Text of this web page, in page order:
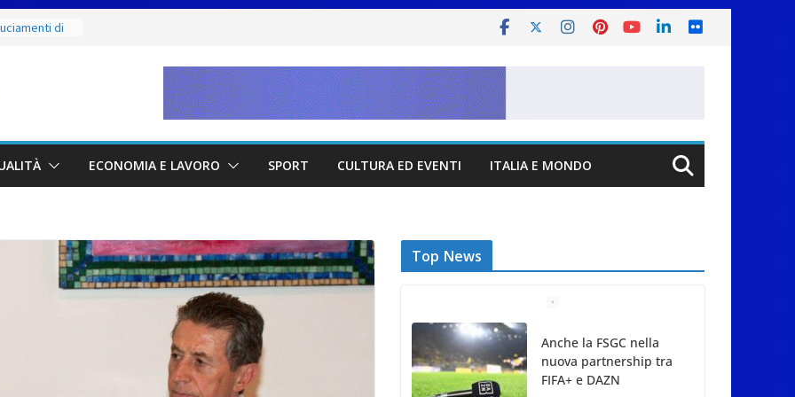
di
della città e
sul
locali
del
ECONOMIA E LAVORO SPORT CULTURA ED EVENTI ITALIA E MONDO
Top News
Anche la FSGC nella
nuova partnership tra
FIFA+ e DAZN